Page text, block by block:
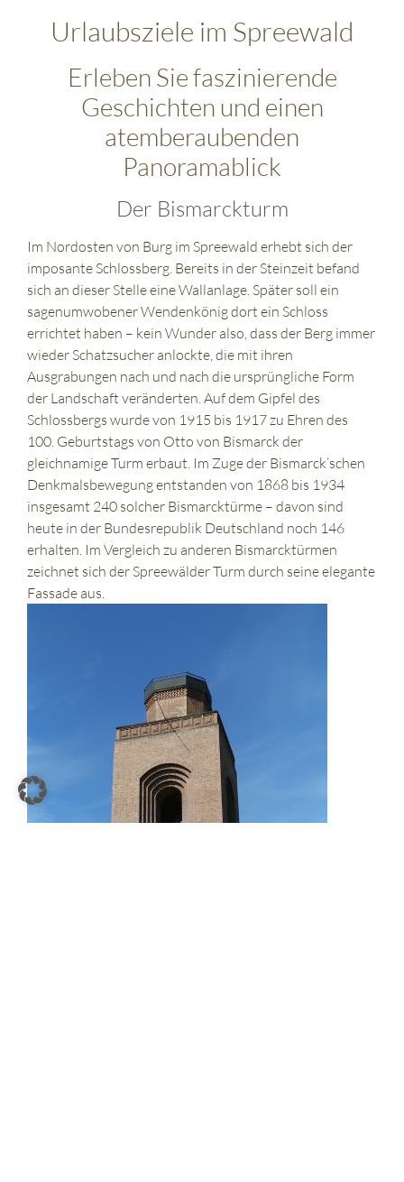
Urlaubsziele im Spreewald
Erleben Sie faszinierende
Geschichten und einen
atemberaubenden
Panoramablick
Der Bismarckturm
Im Nordosten von Burg im Spreewald erhebt sich der
imposante Schlossberg. Bereits in der Steinzeit befand
sich an dieser Stelle eine Wallanlage. Später soll ein
sagenumwobener Wendenkönig dort ein Schloss
errichtet haben – kein Wunder also, dass der Berg immer
wieder Schatzsucher anlockte, die mit ihren
Ausgrabungen nach und nach die ursprüngliche Form
der Landschaft veränderten. Auf dem Gipfel des
Schlossbergs wurde von 1915 bis 1917 zu Ehren des
100. Geburtstags von Otto von Bismarck der
gleichnamige Turm erbaut. Im Zuge der Bismarck’schen
Denkmalsbewegung entstanden von 1868 bis 1934
insgesamt 240 solcher Bismarcktürme – davon sind
heute in der Bundesrepublik Deutschland noch 146
erhalten. Im Vergleich zu anderen Bismarcktürmen
zeichnet sich der Spreewälder Turm durch seine elegante
Fassade aus.